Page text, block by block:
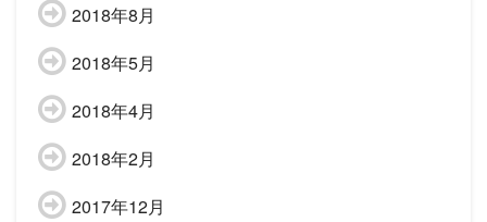
2018年8月
2018年5月
2018年4月
2018年2月
2017年12月